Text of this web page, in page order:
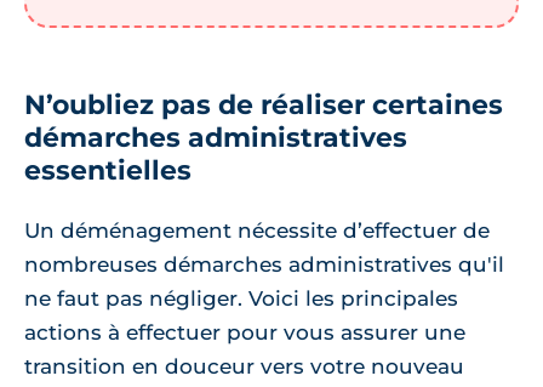
N’oubliez pas de réaliser certaines
démarches administratives
essentielles
Un déménagement nécessite d’effectuer de
nombreuses démarches administratives qu'il
ne faut pas négliger. Voici les principales
actions à effectuer pour vous assurer une
transition en douceur vers votre nouveau